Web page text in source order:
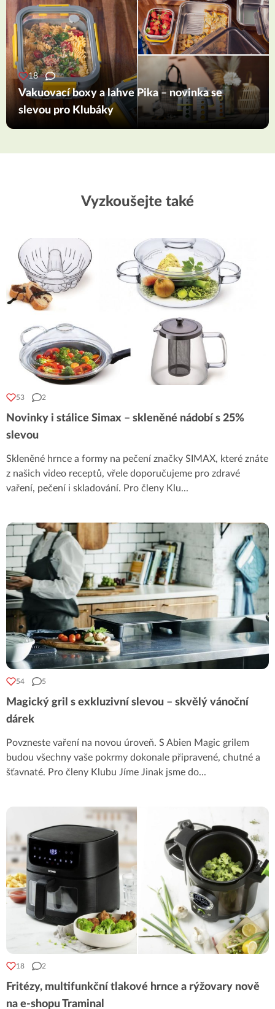
18
Vakuovací boxy a lahve Pika – novinka se
slevou pro Klubáky
Vyzkoušejte také
53 2
Novinky i stálice Simax – skleněné nádobí s 25%
slevou
Skleněné hrnce a formy na pečení značky SIMAX, které znáte
z našich video receptů, vřele doporučujeme pro zdravé
vaření, pečení i skladování. Pro členy Klu...
54 5
Magický gril s exkluzivní slevou – skvělý vánoční
dárek
Povzneste vaření na novou úroveň. S Abien Magic grilem
budou všechny vaše pokrmy dokonale připravené, chutné a
šťavnaté. Pro členy Klubu Jíme Jinak jsme do...
18 2
Fritézy, multifunkční tlakové hrnce a rýžovary nově
na e-shopu Traminal